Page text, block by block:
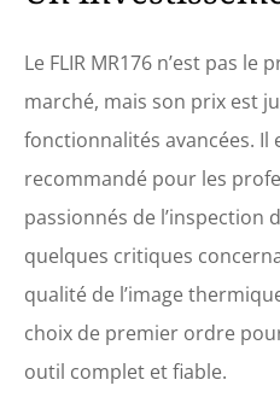
Le FLIR MR176 n’est pas
marché, mais son prix est
fonctionnalités avancées.
recommandé pour les
passionnés de l’inspection
quelques critiques
qualité de l’image
choix de premier ordre
outil complet et fiable.